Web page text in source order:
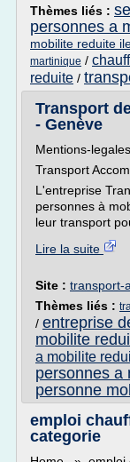
Thèmes liés :
personnes a
mobilite reduite
martinique /
reduite /
Transport
- Genève
Mentions-legales
Transport
L'entreprise
personnes à
leur transport
Lire la suite
Site : transport-
Thèmes liés :
/ entreprise
mobilite
a mobilite
personnes a
personne
emploi
categorie